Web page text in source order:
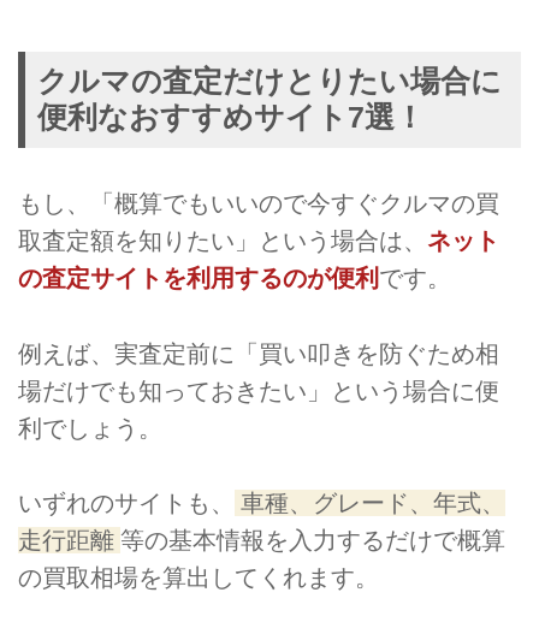
クルマの査定だけとりたい場合に
便利なおすすめサイト7選！
もし、「概算でもいいので今すぐクルマの買
取査定額を知りたい」という場合は、 ネット
の査定サイトを利用するのが便利 です。
例えば、実査定前に「買い叩きを防ぐため相
場だけでも知っておきたい」という場合に便
利でしょう。
いずれのサイトも、
車種、グレード、年式、
走行距離 等の基本情報を入力するだけで概算
の買取相場を算出してくれます。